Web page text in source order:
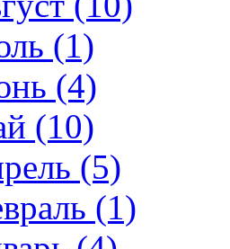
(1)
(4)
(10)
(5)
(1)